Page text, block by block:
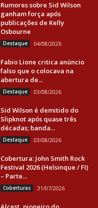
Rumores sobre Sid Wilson
ganham força após
publicações de Kelly
Osbourne
Destaque 04/08/2026
Fabio Lione critica anúncio
falso que o colocava na
abertura de...
Destaque 03/08/2026
Sid Wilson é demitido do
Slipknot após quase três
décadas; banda...
Destaque 03/08/2026
Cobertura: John Smith Rock
Festival 2026 (Helsinque / FI)
– Parte...
Coberturas 31/07/2026